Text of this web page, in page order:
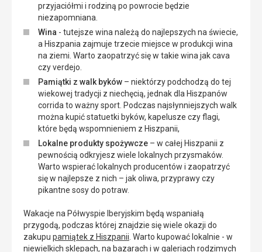
przyjaciółmi i rodziną po powrocie będzie
niezapomniana.
Wina - tutejsze wina należą do najlepszych na świecie,
a Hiszpania zajmuje trzecie miejsce w produkcji wina
na ziemi. Warto zaopatrzyć się w takie wina jak cava
czy verdejo.
Pamiątki z walk byków – niektórzy podchodzą do tej
wiekowej tradycji z niechęcią, jednak dla Hiszpanów
corrida to ważny sport. Podczas najsłynniejszych walk
można kupić statuetki byków, kapelusze czy flagi,
które będą wspomnieniem z Hiszpanii,
Lokalne produkty spożywcze – w całej Hiszpanii z
pewnością odkryjesz wiele lokalnych przysmaków.
Warto wspierać lokalnych producentów i zaopatrzyć
się w najlepsze z nich – jak oliwa, przyprawy czy
pikantne sosy do potraw.
Wakacje na Półwyspie Iberyjskim będą wspaniałą
przygodą, podczas której znajdzie się wiele okazji do
zakupu pamiątek z Hiszpanii. Warto kupować lokalnie - w
niewielkich sklepach, na bazarach i w galeriach rodzimych